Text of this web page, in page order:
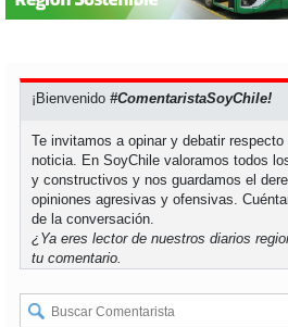
¡Bienvenido#ComentaristaSoyChile!
Te invitamos a opinar y debatir
noticia. En SoyChile valoramos todos
y constructivos y nos guardamos el
opiniones agresivas y ofensivas.
de la conversación.
¿Ya eres lector de nuestros diarios
tu comentario.